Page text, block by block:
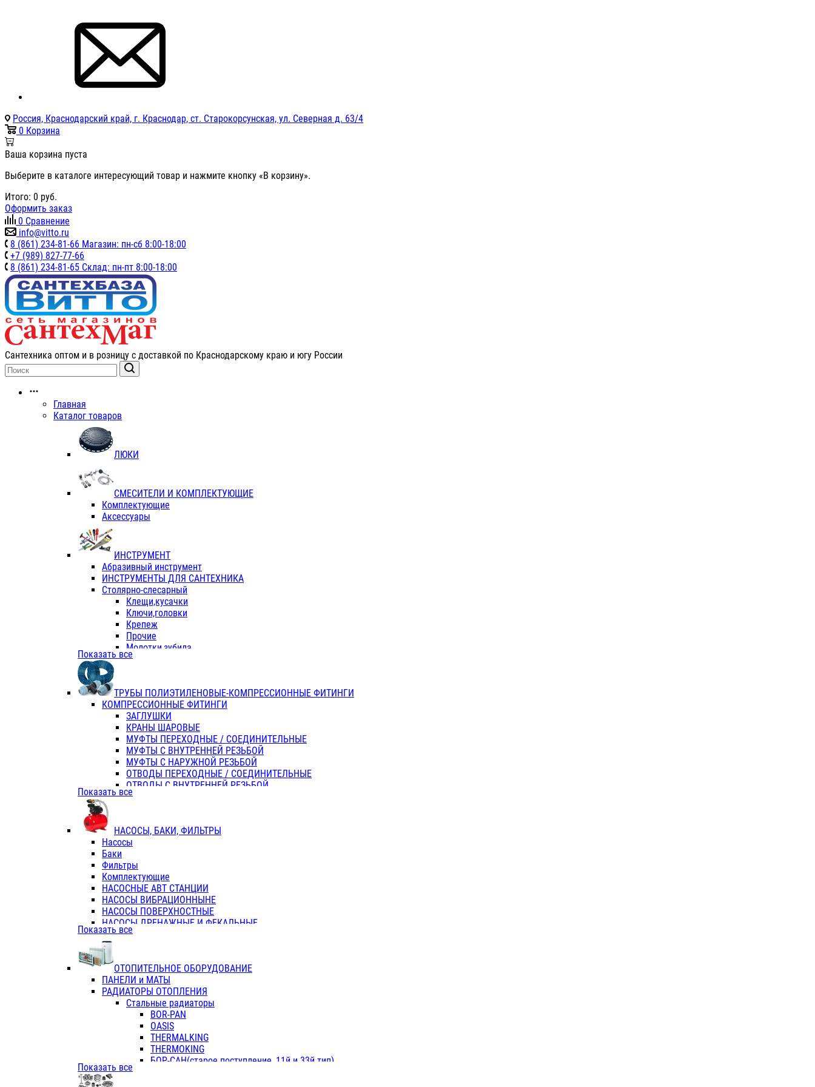
Россия, Краснодарский край, г. Краснодар, ст. Старокорсунская, ул. Северная д. 63/4
0 Корзина
Ваша корзина пуста
Выберите в каталоге интересующий товар и нажмите кнопку «В корзину».
Итого: 0 руб.
Оформить заказ
0 Сравнение
info@vitto.ru
8 (861) 234-81-66 Магазин: пн-сб 8:00-18:00
+7 (989) 827-77-66
8 (861) 234-81-65 Склад: пн-пт 8:00-18:00
Сантехника оптом и в розницу с доставкой по Краснодарскому краю и югу России
Главная
Каталог товаров
ЛЮКИ
СМЕСИТЕЛИ И КОМПЛЕКТУЮЩИЕ
Комплектующие
Аксессуары
ИНСТРУМЕНТ
Абразивный инструмент
ИНСТРУМЕНТЫ ДЛЯ САНТЕХНИКА
Столярно-слесарный
Клещи,кусачки
Ключи,головки
Крепеж
Прочие
Молотки,зубила
Пассатижи,тонкогубцы,утконосы
Отвертки
Хоз. инвентарь
ЭЛ. ИНСТРУМЕНТ OASIS
Показать все
ТРУБЫ ПОЛИЭТИЛЕНОВЫЕ-КОМПРЕССИОННЫЕ ФИТИНГИ
КОМПРЕССИОННЫЕ ФИТИНГИ
ЗАГЛУШКИ
КРАНЫ ШАРОВЫЕ
МУФТЫ ПЕРЕХОДНЫЕ / СОЕДИНИТЕЛЬНЫЕ
МУФТЫ С ВНУТРЕННЕЙ РЕЗЬБОЙ
МУФТЫ С НАРУЖНОЙ РЕЗЬБОЙ
ОТВОДЫ ПЕРЕХОДНЫЕ / СОЕДИНИТЕЛЬНЫЕ
ОТВОДЫ С ВНУТРЕННЕЙ РЕЗЬБОЙ
ОТВОДЫ С НАРУЖНОЙ РЕЗЬБОЙ
ТРОЙНИКИ ПЕРЕХОДНЫЕ / СОЕДИНИТЕЛЬНЫЕ
ТРОЙНИКИ С ВНУТРЕННЕЙ РЕЗЬБОЙ
КОЛЬЦА РЕЗИНОВЫЕ
ТРУБЫ НАПОРНЫЕ
ТРУБЫ ГОФРИРОВАННЫЕ ДВУХСЛ.
ТРУБЫ ПОЛИЭТИЛЕНОВЫЕ
Показать все
НАСОСЫ, БАКИ, ФИЛЬТРЫ
Насосы
Баки
Фильтры
Комплектующие
НАСОСНЫЕ АВТ СТАНЦИИ
НАСОСЫ ВИБРАЦИОННЫНЕ
НАСОСЫ ПОВЕРХНОСТНЫЕ
НАСОСЫ ДРЕНАЖНЫЕ И ФЕКАЛЬНЫЕ
НАСОСЫ ПОВЫСИТ и ЦИРКУЛЯЦИОННЫЕ
НАСОСЫ СКВАЖИННЫЕ
Показать все
ОТОПИТЕЛЬНОЕ ОБОРУДОВАНИЕ
ПАНЕЛИ и МАТЫ
РАДИАТОРЫ ОТОПЛЕНИЯ
Стальные радиаторы
BOR-PAN
OASIS
THERMALKING
THERMOKING
БОР-САН(старое поступление, 11й и 33й тип)
Показать все